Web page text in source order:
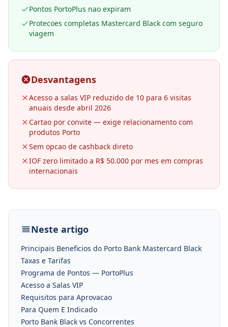
Pontos PortoPlus nao expiram
Protecoes completas Mastercard Black com seguro
viagem
Desvantagens
Acesso a salas VIP reduzido de 10 para 6 visitas
anuais desde abril 2026
Cartao por convite — exige relacionamento com
produtos Porto
Sem opcao de cashback direto
IOF zero limitado a R$ 50.000 por mes em compras
internacionais
Neste artigo
Principais Beneficios do Porto Bank Mastercard Black
Taxas e Tarifas
Programa de Pontos — PortoPlus
Acesso a Salas VIP
Requisitos para Aprovacao
Para Quem E Indicado
Porto Bank Black vs Concorrentes